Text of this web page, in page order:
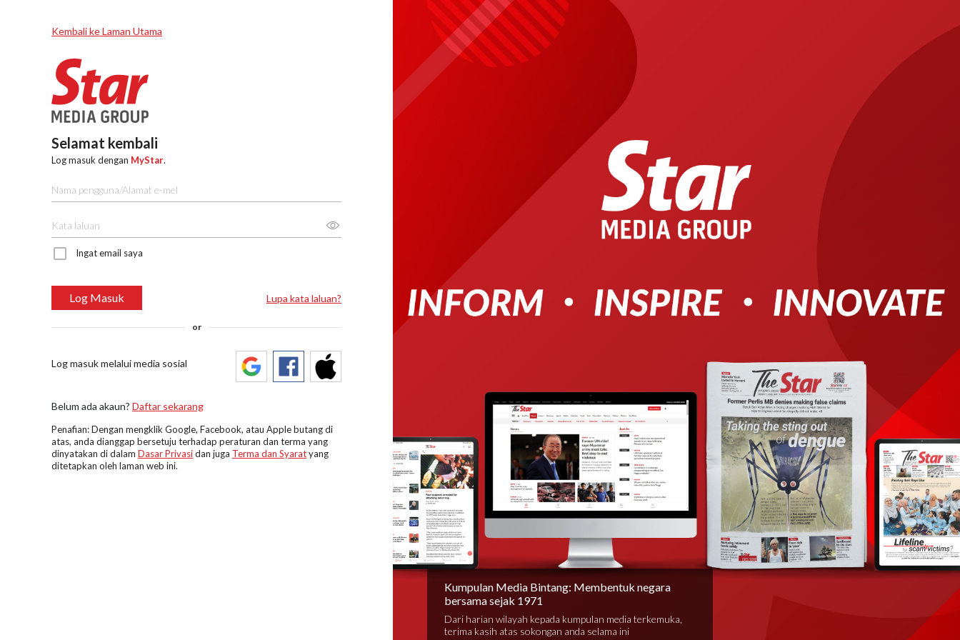
Kembali ke Laman Utama
Selamat kembali
Log masuk dengan MyStar.
Ingat email saya
Log Masuk Lupa kata laluan?
or
Log masuk melalui media sosial
Belum ada akaun? Daftar sekarang
Penafian: Dengan mengklik Google, Facebook, atau Apple butang di
atas, anda dianggap bersetuju terhadap peraturan dan terma yang
dinyatakan di dalam Dasar Privasidan juga Terma dan Syaratyang
ditetapkan oleh laman web ini.
Kumpulan Media Bintang: Membentuk negara
bersama sejak 1971
Dari harian wilayah kepada kumpulan media terkemuka,
terima kasih atas sokongan anda selama ini